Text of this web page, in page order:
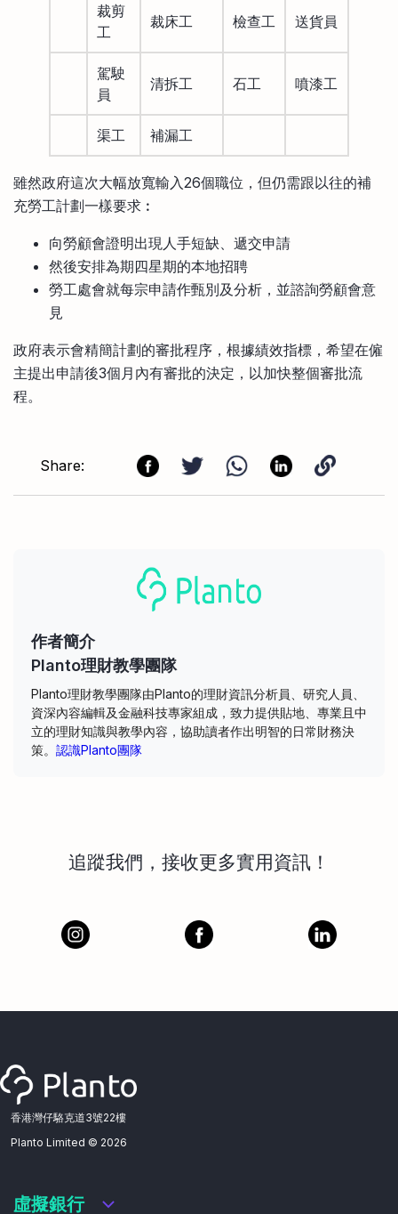
裁剪
工
裁床工 檢查工 送貨員
駕駛
員
清拆工 石工 噴漆工
渠工 補漏工
雖然政府這次大幅放寬輸入26個職位，但仍需跟以往的補
充勞工計劃一樣要求︰
向勞顧會證明出現人手短缺、遞交申請
然後安排為期四星期的本地招聘
勞工處會就每宗申請作甄別及分析，並諮詢勞顧會意
見
政府表示會精簡計劃的審批程序，根據績效指標，希望在僱
主提出申請後3個月內有審批的決定，以加快整個審批流
程。
Share:
作者簡介
Planto理財教學團隊
Planto理財教學團隊由Planto的理財資訊分析員、研究人員、
資深內容編輯及金融科技專家組成，致力提供貼地、專業且中
立的理財知識與教學內容，協助讀者作出明智的日常財務決
策。 認識Planto團隊
追蹤我們，接收更多實用資訊！
香港灣仔駱克道3號22樓
Planto Limited © 2026
虛擬銀行